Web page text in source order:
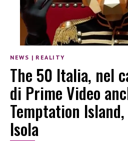
NEWS | REALITY
The 50 Italia, nel
di Prime Video
Temptation Island,
Isola